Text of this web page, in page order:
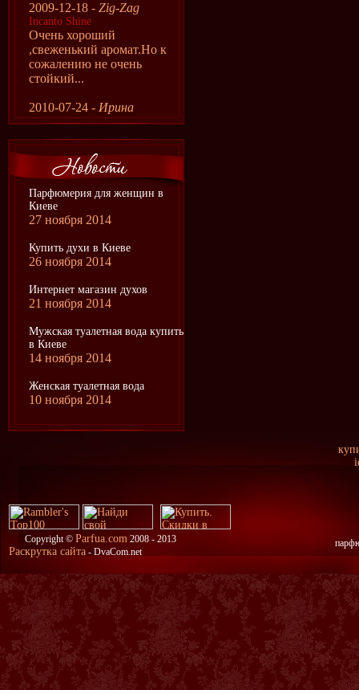
2009-12-18 - Zig-Zag
Incanto Shine
Очень хороший
,свеженький аромат.Но к
сожалению не очень
стойкий...
2010-07-24 - Ирина
Парфюмерия для женщин в
Киеве
27 ноября 2014
Купить духи в Киеве
26 ноября 2014
Интернет магазин духов
21 ноября 2014
Мужская туалетная вода купить
в Киеве
14 ноября 2014
Женская туалетная вода
10 ноября 2014
Copyright © Parfua.com 2008 - 2013
Раскрутка сайта - DvaCom.net